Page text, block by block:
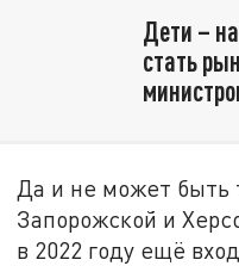
Дети –
стать
Да и не может быть
Запорожской и
в 2022 году ещё